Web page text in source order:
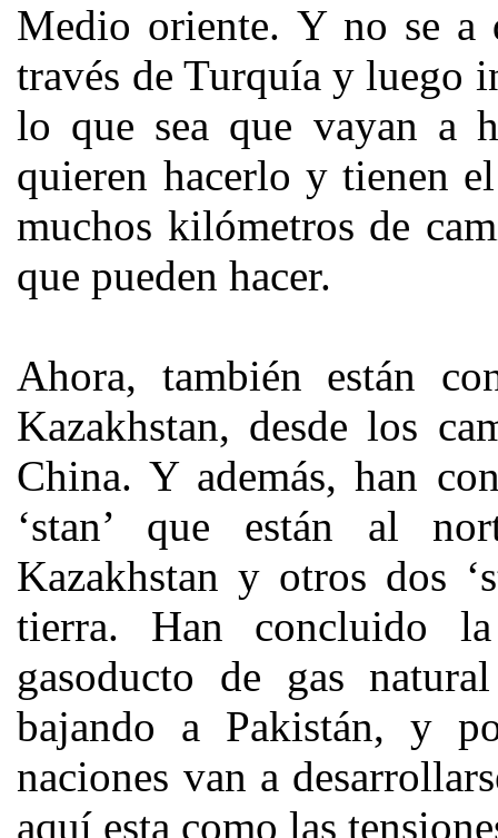
Medio oriente. Y no se a
través de Turquía y luego
lo que sea que vayan a
quieren hacerlo y tienen
muchos kilómetros de
que pueden hacer.
Ahora, también están
Kazakhstan, desde los
China. Y además, han
‘stan’ que están al
Kazakhstan y otros dos
tierra. Han concluido
gasoducto de gas
bajando a Pakistán, y
naciones van a
aquí esta como las